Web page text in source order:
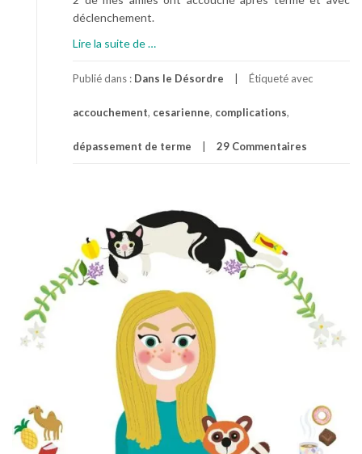
déclenchement.
Lire la suite de
r
p
s
o
d
e
S
L
e
i
l
…
Publié dans : Dans le Désordre Étiqueté avec
accouchement, cesarienne, complications,
dépassement de terme 29 Commentaires